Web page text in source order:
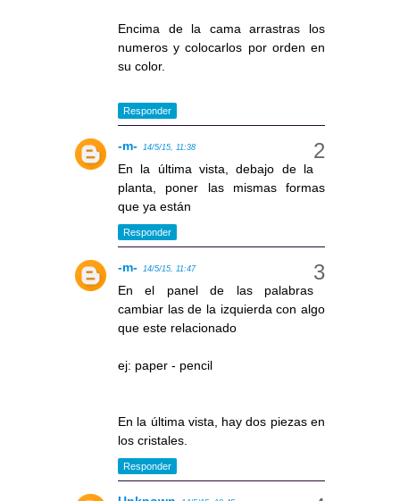
Encima de la cama arrastras los
numeros y colocarlos por orden en
su color.
Responder
-m- 14/5/15, 11:38
En la última vista, debajo de la
planta, poner las mismas formas
que ya están
Responder
-m- 14/5/15, 11:47
En el panel de las palabras
cambiar las de la izquierda con algo
que este relacionado
ej: paper - pencil
En la última vista, hay dos piezas en
los cristales.
Responder